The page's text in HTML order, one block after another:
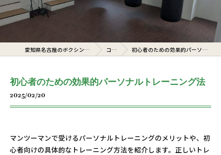
愛知県名古屋のボクシングジムならcerto コラム 初心者のための効果的パーソナルトレーニング法
初心者のための効果的パーソナルトレーニング法
2025/02/20
マンツーマンで受けるパーソナルトレーニングのメリットや、初
心者向けの具体的なトレーニング方法を紹介します。正しいトレ